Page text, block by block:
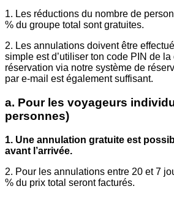
1. Les réductions du nombre de
% du groupe total sont gratuites.
2. Les annulations doivent être
simple est d’utiliser ton code PIN de
réservation via notre système de
par e-mail est également suffisant.
a. Pour les voyageurs
personnes)
1. Une annulation gratuite est
avant l’arrivée.
2. Pour les annulations entre 20 et 7
% du prix total seront facturés.